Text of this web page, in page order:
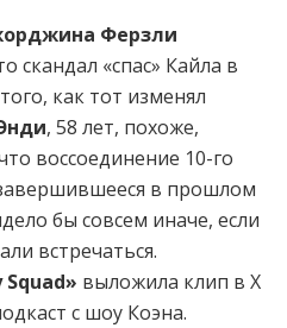
Ферзли
скандал «спас» Кайла в
как тот изменял
, 58 лет, похоже,
воссоединение 10-го
в прошлом
бы совсем иначе, если
встречаться.
выложила клип в X
с шоу Коэна.